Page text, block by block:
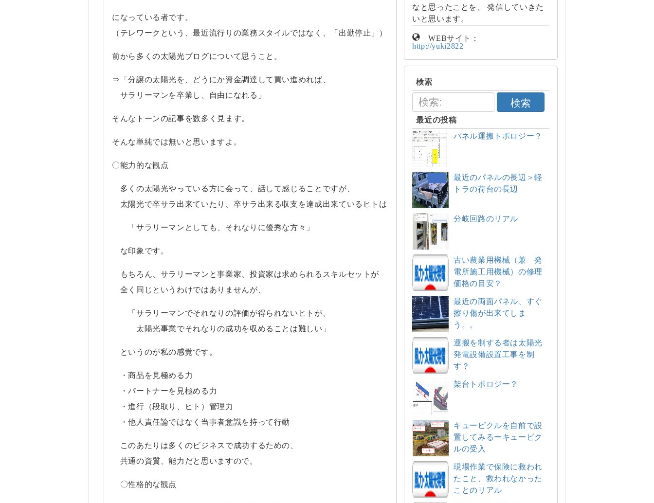
になっている者です。
（テレワークという、最近流行りの業務スタイルではなく、「出勤停止」）
前から多くの太陽光ブログについて思うこと。
⇒「分譲の太陽光を、どうにか資金調達して買い進めれば、
サラリーマンを卒業し、自由になれる」
そんなトーンの記事を数多く見ます。
そんな単純では無いと思いますよ。
〇能力的な観点
多くの太陽光やっている方に会って、話して感じることですが、
太陽光で卒サラ出来ていたり、卒サラ出来る収支を達成出来ているヒトは
「サラリーマンとしても、それなりに優秀な方々」
な印象です。
もちろん、サラリーマンと事業家、投資家は求められるスキルセットが
全く同じというわけではありませんが、
「サラリーマンでそれなりの評価が得られないヒトが、
太陽光事業でそれなりの成功を収めることは難しい」
というのが私の感覚です。
・商品を見極める力
・パートナーを見極める力
・進行（段取り、ヒト）管理力
・他人責任論ではなく当事者意識を持って行動
このあたりは多くのビジネスで成功するための、
共通の資質、能力だと思いますので。
〇性格的な観点
なと思ったことを、 発信していきた
いと思います。
WEBサイト：
http://yuki2822
検索
検索
最近の投稿
パネル運搬トポロジー？
最近のパネルの長辺＞軽
トラの荷台の長辺
分岐回路のリアル
古い農業用機械（兼 発
電所施工用機械）の修理
価格の目安？
最近の両面パネル、すぐ
擦り傷が出来てしま
う。。
運搬を制する者は太陽光
発電設備設置工事を制
す？
架台トポロジー？
キュービクルを自前で設
置してみるーキュービク
ルの受入
現場作業で保険に救われ
たこと、救われなかった
ことのリアル